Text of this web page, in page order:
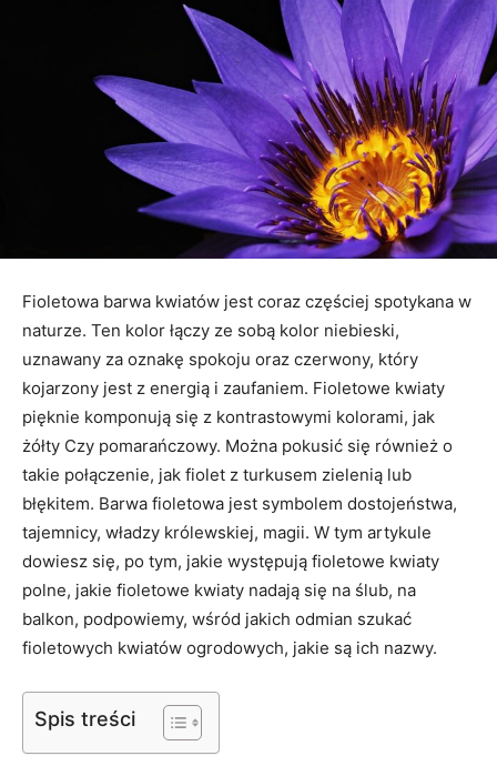
Fioletowa barwa kwiatów jest coraz częściej spotykana w
naturze. Ten kolor łączy ze sobą kolor niebieski,
uznawany za oznakę spokoju oraz czerwony, który
kojarzony jest z energią i zaufaniem. Fioletowe kwiaty
pięknie komponują się z kontrastowymi kolorami, jak
żółty Czy pomarańczowy. Można pokusić się również o
takie połączenie, jak fiolet z turkusem zielenią lub
błękitem. Barwa fioletowa jest symbolem dostojeństwa,
tajemnicy, władzy królewskiej, magii. W tym artykule
dowiesz się, po tym, jakie występują fioletowe kwiaty
polne, jakie fioletowe kwiaty nadają się na ślub, na
balkon, podpowiemy, wśród jakich odmian szukać
fioletowych kwiatów ogrodowych, jakie są ich nazwy.
Spis treści